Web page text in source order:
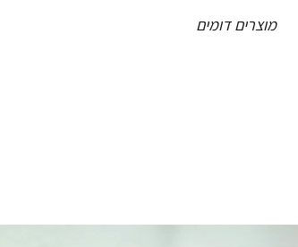
מוצרים דומים